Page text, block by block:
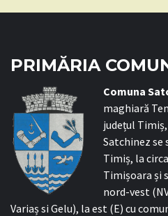
PRIMĂRIA
Comuna
maghiară
județul
Satchinez se
Timiș, la
Timișoara și
nord-vest
Variaș si Gelu), la est (E) cu